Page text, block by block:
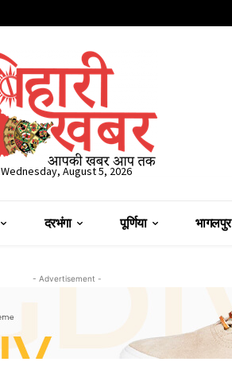
Wednesday, August 5, 2026
दरभंगा पूर्णिया भागलपुर
- Advertisement -